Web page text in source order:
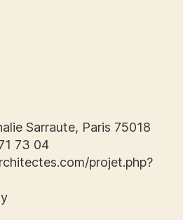
Sarraute, Paris 75018
73 04
projet.php?